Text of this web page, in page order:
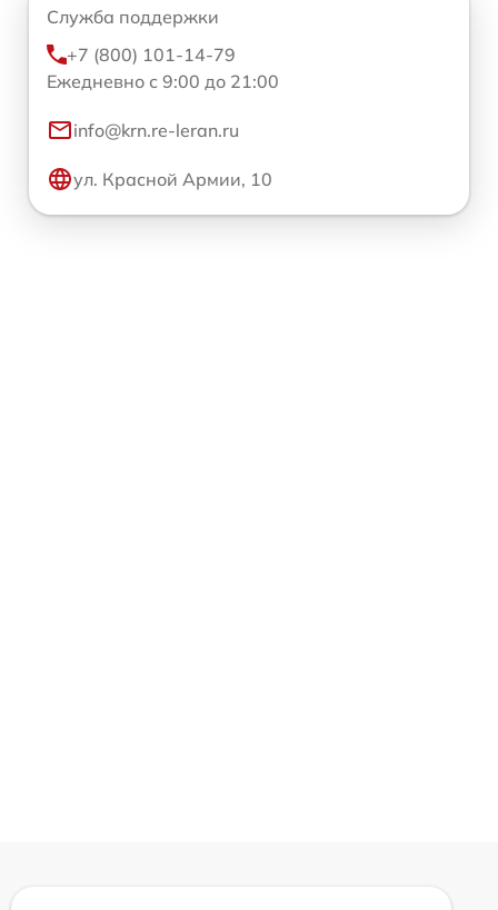
Служба поддержки
+7 (800) 101-14-79
Ежедневно с 9:00 до 21:00
info@krn.re-leran.ru
ул. Красной Армии, 10